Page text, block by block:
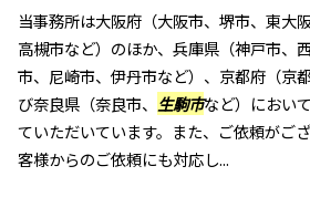
当事務所は大阪府（大阪市、堺市、東大
高槻市など）のほか、兵庫県（神戸市、
市、尼崎市、伊丹市など）、京都府（京
び奈良県（奈良市、 生駒市など）におい
ていただいています。また、ご依頼がご
客様からのご依頼にも対応し...